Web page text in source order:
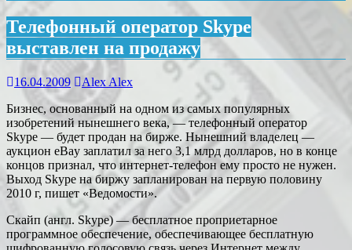
Телефонный оператор Skype
выставлен на продажу
16.04.2009
Alex Alex
Бизнес, основанный на одном из самых популярных
изобретений нынешнего века, — телефонный оператор
Skype — будет продан на бирже. Нынешний владелец —
аукцион eBay заплатил за него 3,1 млрд долларов, но в конце
концов признал, что интернет-телефон ему просто не нужен.
Выход Skype на биржу запланирован на первую половину
2010 г, пишет «Ведомости».
Скайп (англ. Skype) — бесплатное проприетарное
программное обеспечение, обеспечивающее бесплатную